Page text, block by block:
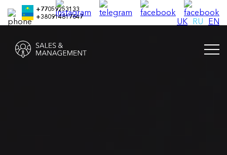
+380914817647
+77059253133
UK RU EN